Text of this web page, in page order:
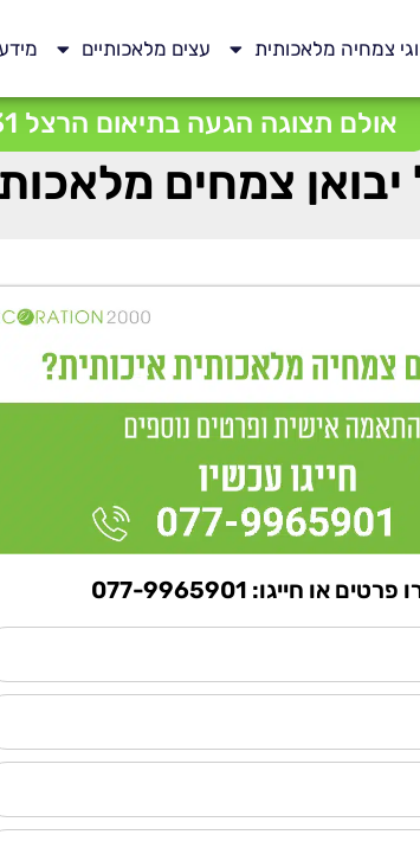
צמחיה מלאכותית עצים מלאכותיים
אולם תצוגה הגעה בתיאום הרצל 31 בת ים
צמחים
חייגו: 077-9965901